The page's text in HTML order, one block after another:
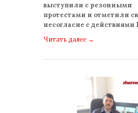
выступили с резонными
протестами и отметили
несогласие с
Читать далее →